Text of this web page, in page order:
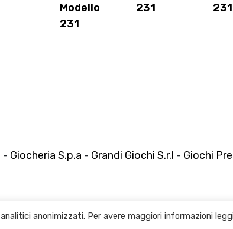
Modello
231
231
231
- Giocheria S.p.a - Grandi Giochi S.r.l - Giochi
anonimizzati. Per avere maggiori informazioni